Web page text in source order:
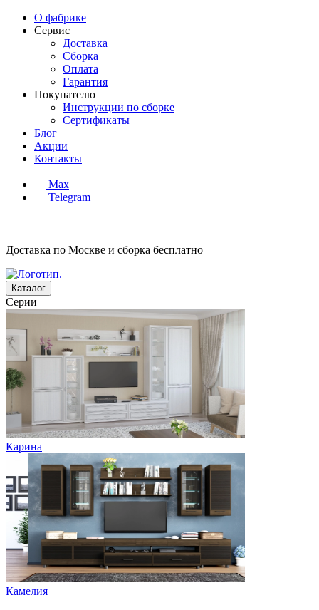
О фабрике
Сервис
Доставка
Сборка
Оплата
Гарантия
Покупателю
Инструкции по сборке
Сертификаты
Блог
Акции
Контакты
Max
Telegram
Доставка по Москве и сборка бесплатно
Каталог
Серии
Карина
Камелия